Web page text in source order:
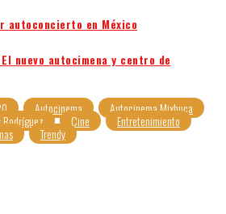
autoconcierto en México
nuevo autocimena y centro de
Autocinema Autocinema Mixhuca
Cine Entretenimiento
Trendy